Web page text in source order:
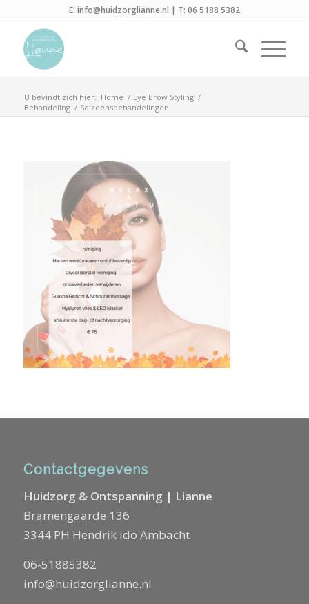
E: info@huidzorglianne.nl | T: 06 5188 5382
U bevindt zich hier: Home / Eye Brow Styling /
Behandeling / Seizoensbehandelingen
Contactgegevens
Huidzorg & Ontspanning | Lianne
Bramengaarde 136
3344 PH Hendrik ido Ambacht
06-51885382
info@huidzorglianne.nl